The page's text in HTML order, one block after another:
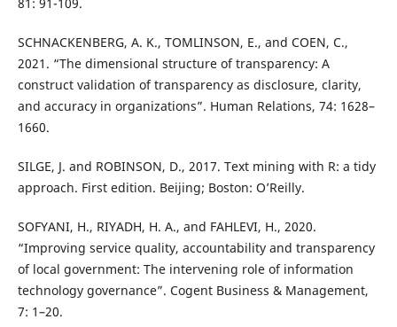
SCHNACKENBERG, A. K., TOMLINSON, E., and COEN, C.,
2021. “The dimensional structure of transparency: A
construct validation of transparency as disclosure, clarity,
and accuracy in organizations”. Human Relations, 74: 1628–
1660.
SILGE, J. and ROBINSON, D., 2017. Text mining with R: a tidy
approach. First edition. Beijing; Boston: O’Reilly.
SOFYANI, H., RIYADH, H. A., and FAHLEVI, H., 2020.
“Improving service quality, accountability and transparency
of local government: The intervening role of information
technology governance”. Cogent Business & Management,
7: 1–20.